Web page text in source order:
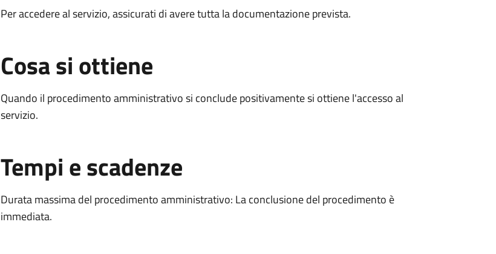
Per accedere al servizio, assicurati di avere tutta la documentazione prevista.
Cosa si ottiene
Quando il procedimento amministrativo si conclude positivamente si ottiene l'accesso al
servizio.
Tempi e scadenze
Durata massima del procedimento amministrativo: La conclusione del procedimento è
immediata.